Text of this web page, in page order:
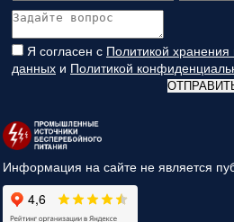
Я согласен с Политикой
данных и Политикой
Информация на сайте не является